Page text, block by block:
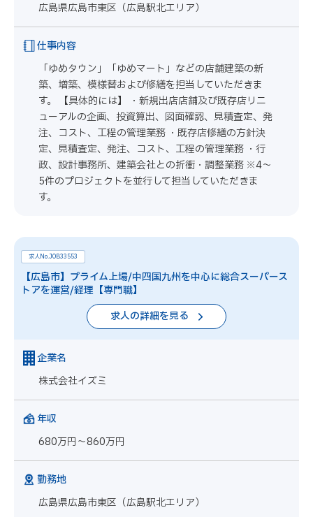
広島県広島市東区（広島駅北エリア）
仕事内容
「ゆめタウン」「ゆめマート」などの店舗建築の新
築、増築、模様替および修繕を担当していただきま
す。 【具体的には】 ・新規出店店舗及び既存店リニ
ューアルの企画、投資算出、図面確認、見積査定、発
注、コスト、工程の管理業務 ・既存店修繕の方針決
定、見積査定、発注、コスト、工程の管理業務 ・行
政、設計事務所、建築会社との折衝・調整業務 ※4～
5件のプロジェクトを並行して担当していただきま
す。
求人No.JOB33553
【広島市】プライム上場/中四国九州を中心に総合スーパース
トアを運営/経理【専門職】
求人の詳細を見る
企業名
株式会社イズミ
年収
680万円～860万円
勤務地
広島県広島市東区（広島駅北エリア）